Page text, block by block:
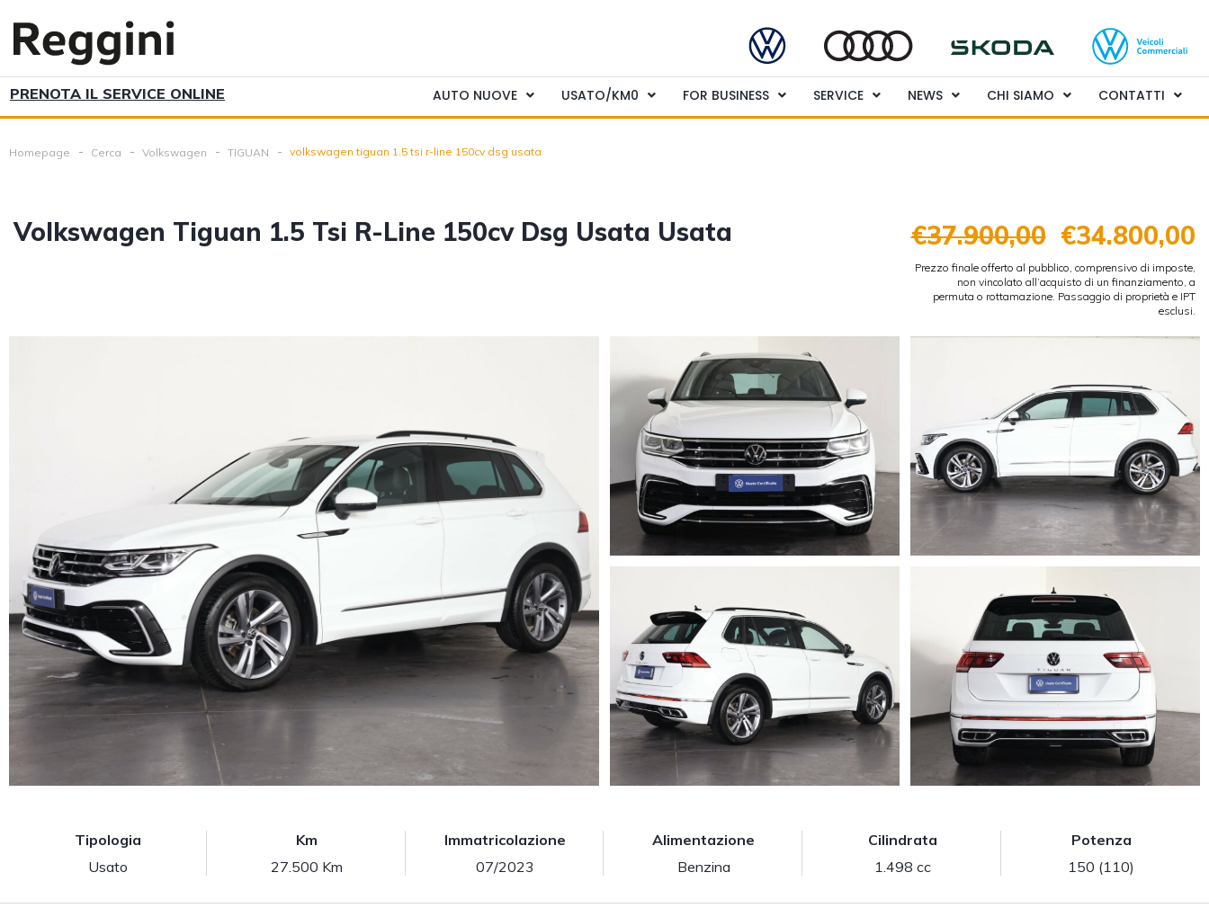
PRENOTA IL SERVICE ONLINE AUTO NUOVE USATO/KM0 FOR BUSINESS SERVICE NEWS CHI SIAMO CONTATTI
Homepage Cerca Volkswagen TIGUAN volkswagen tiguan 1.5 tsi r-line 150cv dsg usata
Volkswagen Tiguan 1.5 Tsi R-Line 150cv Dsg Usata Usata €37.900,00€34.800,00
Prezzo finale offerto al pubblico, comprensivo di imposte,
non vincolato all’acquisto di un finanziamento, a
permuta o rottamazione. Passaggio di proprietà e IPT
esclusi.
Tipologia
Usato
Km
27.500 Km
Immatricolazione
07/2023
Alimentazione
Benzina
Cilindrata
1.498 cc
Potenza
150 (110)